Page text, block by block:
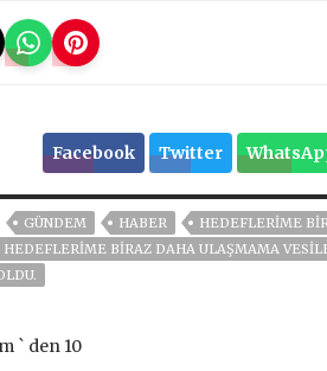
Facebook Twitter
GÜNDEM HABER HEDEFLERIME
HEDEFLERIME BIRAZ DAHA ULAŞMAMA
` den 10